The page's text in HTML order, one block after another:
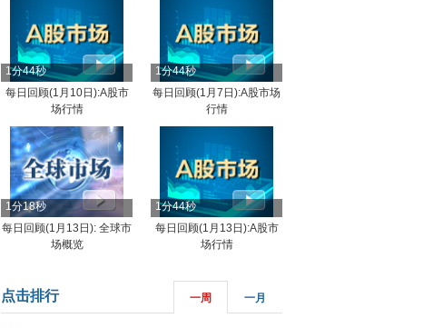
1分44秒
每日回顾(1月10日):A股市
场行情
1分44秒
每日回顾(1月7日):A股市场
行情
1分18秒
每日回顾(1月13日): 全球市
场概览
1分44秒
每日回顾(1月13日):A股市
场行情
点击排行 一周 一月